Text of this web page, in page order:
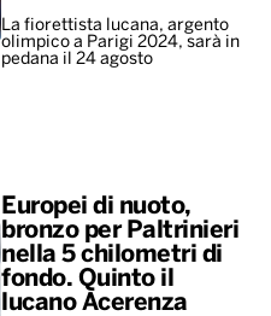
La fiorettista lucana, argento
olimpico a Parigi 2024, sarà in
pedana il 24 agosto
Europei di nuoto,
bronzo per Paltrinieri
nella 5 chilometri di
fondo. Quinto il
lucano Acerenza